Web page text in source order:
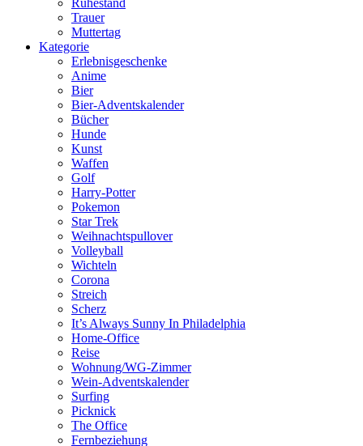
Ruhestand
Trauer
Muttertag
Kategorie
Erlebnisgeschenke
Anime
Bier
Bier-Adventskalender
Bücher
Hunde
Kunst
Waffen
Golf
Harry-Potter
Pokemon
Star Trek
Weihnachtspullover
Volleyball
Wichteln
Corona
Streich
Scherz
It’s Always Sunny In Philadelphia
Home-Office
Reise
Wohnung/WG-Zimmer
Wein-Adventskalender
Surfing
Picknick
The Office
Fernbeziehung